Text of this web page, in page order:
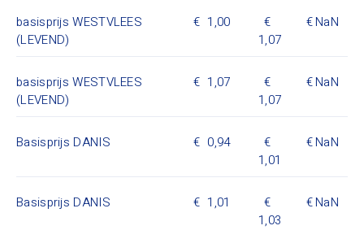
basisprijs WESTVLEES
(LEVEND)
1,00
1,07
NaN
basisprijs WESTVLEES
(LEVEND)
1,07
1,07
NaN
Basisprijs DANIS
0,94
1,01
NaN
Basisprijs DANIS
1,01
1,03
NaN